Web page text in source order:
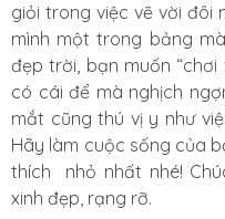
giỏi trong việc vẽ vời đôi
mình một trong bảng
đẹp trời, bạn muốn
có cái để mà nghịch
mắt cũng thú vị y như
Hãy làm cuộc sống của
thích nhỏ nhất nhé!
xinh đẹp, rạng rỡ.